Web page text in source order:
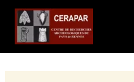
Aller
contenu